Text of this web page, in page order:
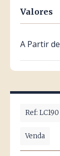
Valores
A Partir de
Ref: LC190
Venda